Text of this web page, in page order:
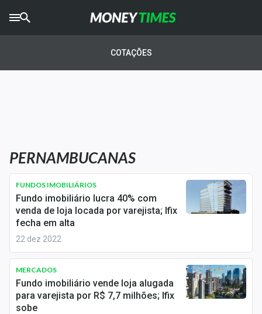
AGROTIMES
Newsletters
Money Trader
Anuncie
Últimas Notícias
Newsletters
Cotações
COTAÇÕES
PERNAMBUCANAS
FUNDOS IMOBILIÁRIOS
Fundo imobiliário lucra 40% com
venda de loja locada por varejista; Ifix
fecha em alta
22 dez 2022
MERCADOS
Fundo imobiliário vende loja alugada
para varejista por R$ 7,7 milhões; Ifix
sobe